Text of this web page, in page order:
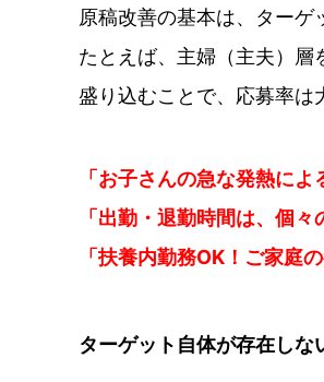
原稿改善の基本は、ターゲ
たとえば、主婦（主夫）
盛り込むことで、応募率は
「お子さんの急な発熱に
「出勤・退勤時間は、個
「扶養内勤務OK！ご家庭
ターゲット自体が存在し